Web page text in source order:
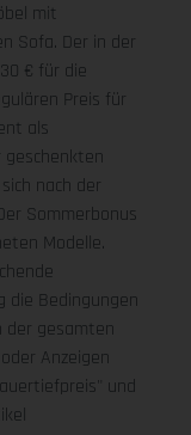
mit
Sofa. Der in der
€ für die
Preis für
als
geschenkten
nach der
Sommerbonus
Modelle.
die Bedingungen
der gesamten
Anzeigen
und